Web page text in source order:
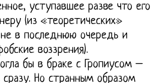
уступавшее разве что его
(из «теоретических»
не в последнюю очередь и
воззрения).
бы в браке с Гропиусом –
сразу. Но странным образом